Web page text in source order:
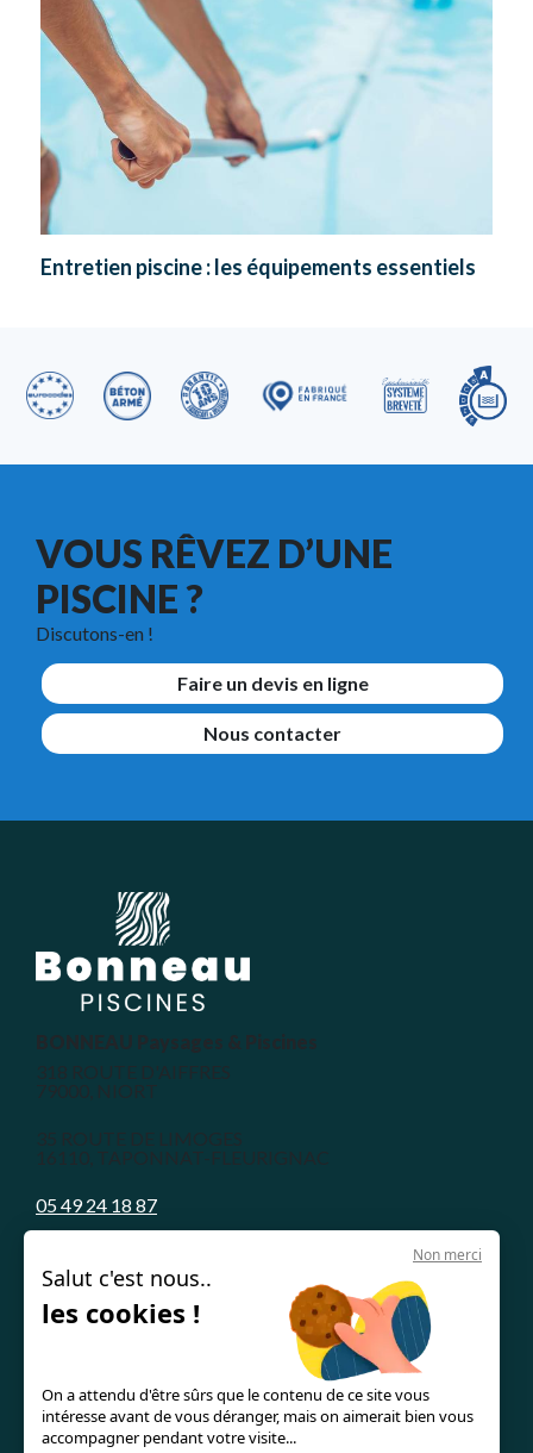
Entretien piscine : les équipements essentiels
VOUS RÊVEZ D’UNE
PISCINE ?
Discutons-en !
Faire un devis en ligne
Nous contacter
BONNEAU Paysages & Piscines
318 ROUTE D'AIFFRES
79000, NIORT
35 ROUTE DE LIMOGES
16110, TAPONNAT-FLEURIGNAC
05 49 24 18 87
Le concept
Les guides & astuces
Non merci
Salut c'est nous..
les cookies !
On a attendu d'être sûrs que le contenu de ce site vous
intéresse avant de vous déranger, mais on aimerait bien vous
accompagner pendant votre visite...